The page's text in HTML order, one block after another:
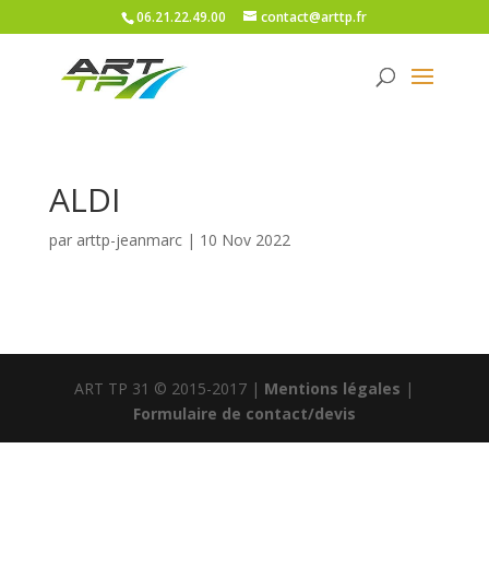
06.21.22.49.00 contact@arttp.fr
ALDI
par arttp-jeanmarc| 10 Nov 2022
ART TP 31 © 2015-2017 | Mentions légales |
Formulaire de contact/devis